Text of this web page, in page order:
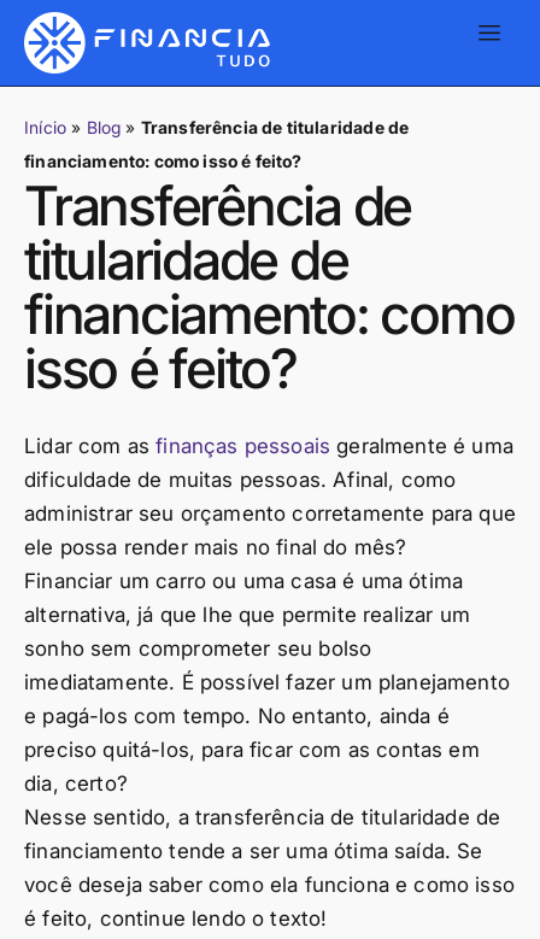
Início » Blog » Transferência de titularidade de
financiamento: como isso é feito?
Transferência de
titularidade de
financiamento: como
isso é feito?
Lidar com asfinanças pessoais geralmente é uma
dificuldade de muitas pessoas. Afinal, como
administrar seu orçamento corretamente para que
ele possa render mais no final do mês?
Financiar um carro ou uma casa é uma ótima
alternativa, já que lhe que permite realizar um
sonho sem comprometer seu bolso
imediatamente. É possível fazer um planejamento
e pagá-los com tempo. No entanto, ainda é
preciso quitá-los, para ficar com as contas em
dia, certo?
Nesse sentido, a transferência de titularidade de
financiamento tende a ser uma ótima saída. Se
você deseja saber como ela funciona e como isso
é feito, continue lendo o texto!